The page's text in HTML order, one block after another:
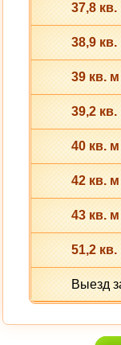
37,8 кв.
38,9 кв.
39 кв. м
39,2 кв.
40 кв. м
42 кв. м
43 кв. м
51,2 кв.
Выезд